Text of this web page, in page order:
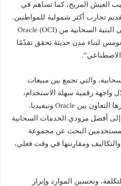
العيش المريح، كما تساهم في
تجارب أكثر شمولية للمواطنين.
وتوفر برامج وأنظمة نيفيديا على البنية السحابية من (OCI) Oracle
لبناء مدن حديثة تحقق تقدّمًا
والتي تجمع بين مبيعات
واجهة رقمية سهلة الاستخدام،
مجموعة من المزايا القيّمة عززها التعاون بين Oracle ونيفيديا.
أفضل مزودي الخدمات السحابية
البحث عن مجموعة
ومقارنتها في وقت فعلي،
وتحسين الموارد وإبراز